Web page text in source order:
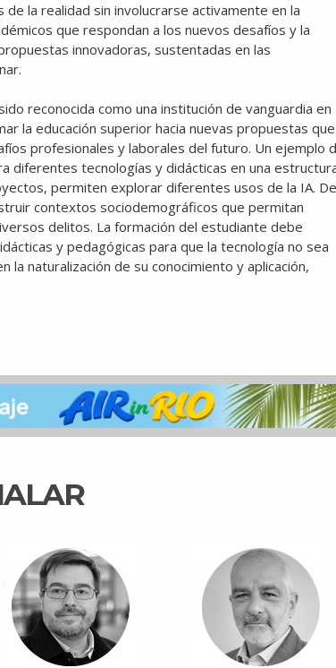
la realidad sin involucrarse activamente en la
que respondan a los nuevos desafíos y la
innovadoras, sustentadas en las
reconocida como una institución de vanguardia en
la educación superior hacia nuevas propuestas que
profesionales y laborales del futuro. Un ejemplo
diferentes tecnologías y didácticas en una
permiten explorar diferentes usos de la IA.
contextos sociodemográficos que permitan
delitos. La formación del estudiante debe
y pedagógicas para que la tecnología no sea
naturalización de su conocimiento y aplicación,